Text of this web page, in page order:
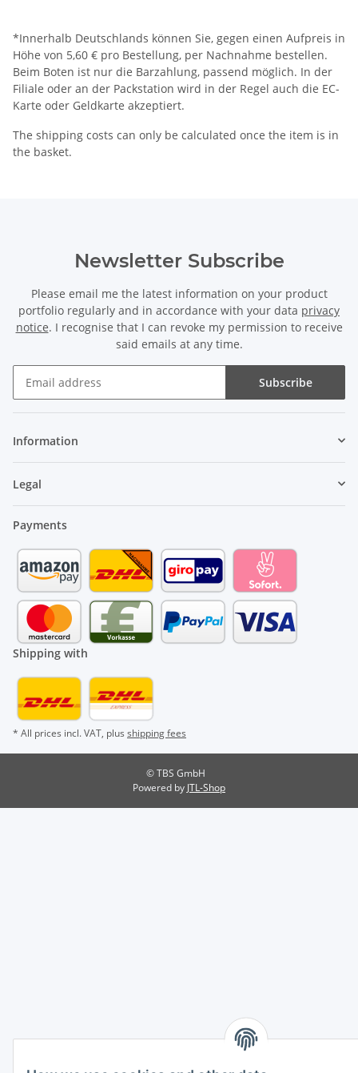
*Innerhalb Deutschlands können Sie, gegen einen Aufpreis in
Höhe von 5,60 € pro Bestellung, per Nachnahme bestellen.
Beim Boten ist nur die Barzahlung, passend möglich. In der
Filiale oder an der Packstation wird in der Regel auch die EC-
Karte oder Geldkarte akzeptiert.
The shipping costs can only be calculated once the item is in
the basket.
Newsletter Subscribe
Please email me the latest information on your product
portfolio regularly and in accordance with your data privacy
notice. I recognise that I can revoke my permission to receive
said emails at any time.
Subscribe
Information
Legal
Payments
Shipping with
* All prices incl. VAT, plus shipping fees
© TBS GmbH
Powered by JTL-Shop